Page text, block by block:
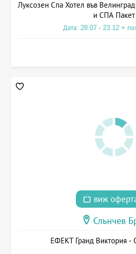
Луксозен Спа Хотел във
и СПА Пакет
Дата: 28.07 - 23.12 +
виж
Слънчев
ЕФЕКТ Гранд Виктория -